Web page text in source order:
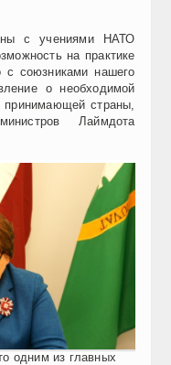
с учениями НАТО
на практике
с союзниками нашего
о необходимой
страны,
Лаймдота
одним из главных